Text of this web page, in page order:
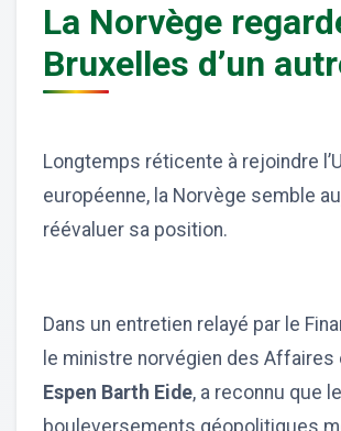
La Norvège
Bruxelles d’un
Longtemps réticente à rejoindre
européenne, la Norvège semble
réévaluer sa position.
Dans un entretien relayé par le
le ministre norvégien des Affaires
Espen Barth Eide, a reconnu que